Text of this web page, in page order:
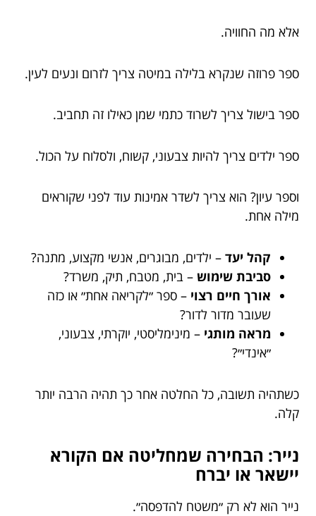
אלא מה החוויה.
ספר פרוזה שנקרא בלילה במיטה צריך לזרום ונעים לעין.
ספר בישול צריך לשרוד כתמי שמן כאילו זה תחביב.
ספר ילדים צריך להיות צבעוני, קשוח, ולסלוח על הכול.
וספר עיון? הוא צריך לשדר אמינות עוד לפני שקוראים
מילה אחת.
קהל יעד – ילדים, מבוגרים, אנשי מקצוע, מתנה?
סביבת שימוש – בית, מטבח, תיק, משרד?
אורך חיים רצוי – ספר ״לקריאה אחת״ או כזה
שעובר מדור לדור?
מראה מותגי – מינימליסטי, יוקרתי, צבעוני,
״אינדי״?
כשתהיה תשובה, כל החלטה אחר כך תהיה הרבה יותר
קלה.
נייר: הבחירה שמחליטה אם הקורא
יישאר או יברח
נייר הוא לא רק ״משטח להדפסה״.